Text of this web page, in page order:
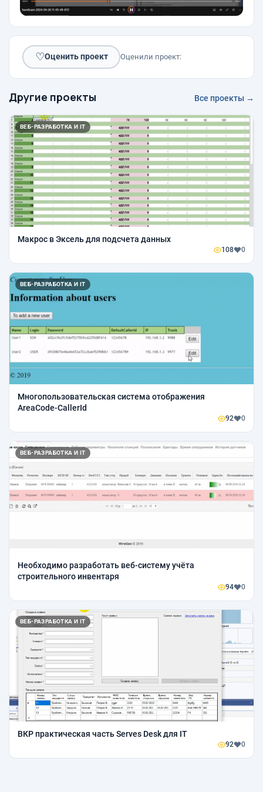
♡Оценить проект Оценили проект:
Другие проекты Все проекты →
ВЕБ-РАЗРАБОТКА И IT
Макрос в Эксель для подсчета данных
108 0
ВЕБ-РАЗРАБОТКА И IT
Многопользовательская система отображения
AreaCode-CallerId
92 0
ВЕБ-РАЗРАБОТКА И IT
Необходимо разработать веб-систему учёта
строительного инвентаря
94 0
ВЕБ-РАЗРАБОТКА И IT
ВКР практическая часть Serves Desk для IT
92 0